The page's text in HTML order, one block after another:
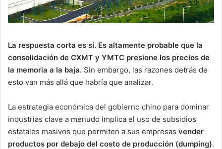
La respuesta corta es sí. Es altamente probable que la
consolidación de CXMT y YMTC presione los precios de
la memoria a la baja. Sin embargo, las razones detrás de
esto van más allá que habría que analizar.
La estrategia económica del gobierno chino para dominar
industrias clave a menudo implica el uso de subsidios
estatales masivos que permiten a sus empresas vender
productos por debajo del costo de producción (dumping).